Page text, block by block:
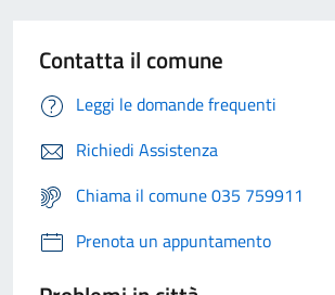
Contatta il comune
Leggi le domande frequenti
Richiedi Assistenza
Chiama il comune 035 759911
Prenota un appuntamento